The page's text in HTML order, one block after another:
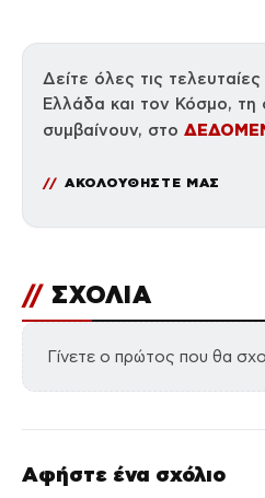
Δείτε όλες τις τελευταίες
Ελλάδα και τον Κόσμο, τη
συμβαίνουν, στο
ΑΚΟΛΟΥΘΗΣΤΕ ΜΑΣ
// ΣΧΟΛΙΑ
Γίνετε ο πρώτος που θα
Αφήστε ένα σχόλιο